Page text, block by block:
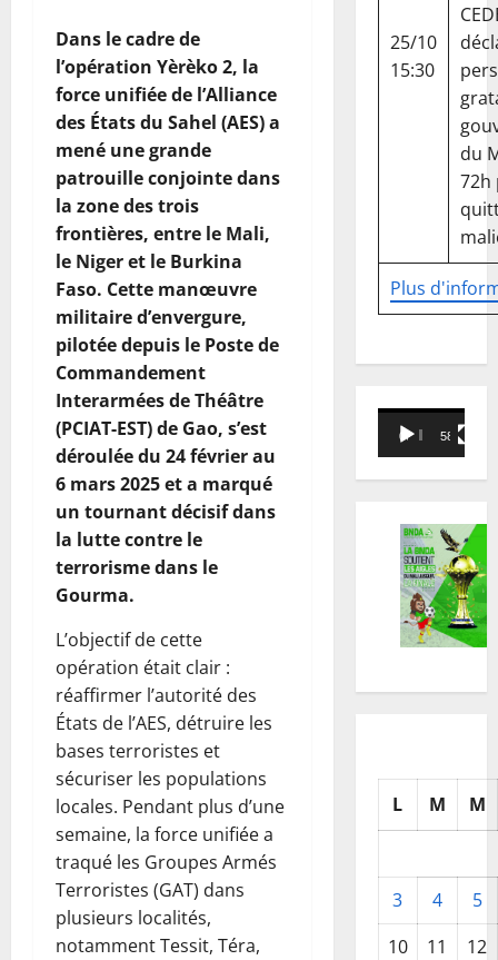
Dans le cadre de
l’opération Yèrèko 2, la
force unifiée de l’Alliance
des États du Sahel (AES) a
mené une grande
patrouille conjointe dans
la zone des trois
frontières, entre le Mali,
le Niger et le Burkina
Faso. Cette manœuvre
militaire d’envergure,
pilotée depuis le Poste de
Commandement
Interarmées de Théâtre
(PCIAT-EST) de Gao, s’est
déroulée du 24 février au
6 mars 2025 et a marqué
un tournant décisif dans
la lutte contre le
terrorisme dans le
Gourma.
L’objectif de cette
opération était clair :
réaffirmer l’autorité des
États de l’AES, détruire les
bases terroristes et
sécuriser les populations
locales. Pendant plus d’une
semaine, la force unifiée a
traqué les Groupes Armés
Terroristes (GAT) dans
plusieurs localités,
notamment Tessit, Téra,
Plus
25/10
15:30
du
72h
Lecteur
vidéo
00:00 58:18
L M M
3 4
5
10
11
12